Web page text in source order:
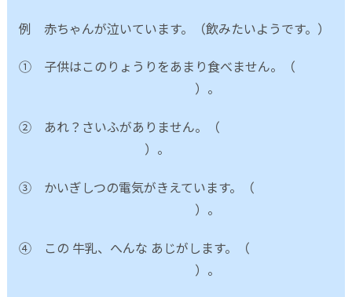
例 赤ちゃんが泣いています。（飲みたいようです。）
① 子供はこのりょうりをあまり食べません。（
）。
② あれ？さいふがありません。（
）。
③ かいぎしつの電気がきえています。（
）。
④ この 牛乳、へんな あじがします。（
）。